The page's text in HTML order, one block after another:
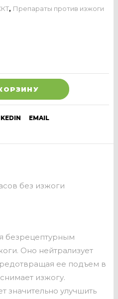
, Препараты против изжоги
EMAIL
без изжоги
безрецептурным
Оно нейтрализует
ее подъем в
изжогу.
значительно улучшить